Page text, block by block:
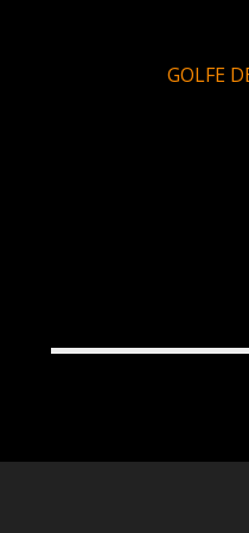
GOLFE